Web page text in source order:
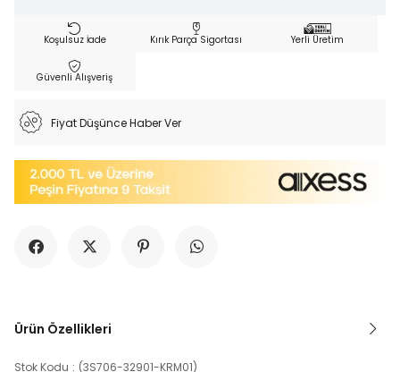
Koşulsuz İade Kırık Parça Sigortası Yerli Üretim
Güvenli Alışveriş
Fiyat Düşünce Haber Ver
Ürün Özellikleri
Stok Kodu (3S706-32901-KRM01)